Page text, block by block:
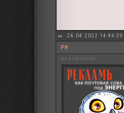
24.04.2022 14:46:59
PR
pr компания